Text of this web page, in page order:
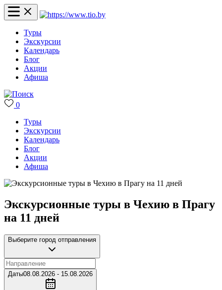
Туры
Экскурсии
Календарь
Блог
Акции
Афиша
0
Туры
Экскурсии
Календарь
Блог
Акции
Афиша
Экскурсионные туры в Чехию в Прагу
на 11 дней
Выберите город отправления
Даты08.08.2026 - 15.08.2026